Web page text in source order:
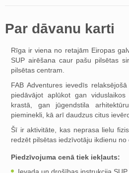
Par dāvanu karti
Rīga ir viena no retajām Eiropas
SUP airēšana caur pašu pilsētas
pilsētas centram.
FAB Adventures ievedīs
piedāvājot aplūkot gan
krastā, gan jūgendstila
pieminekli, kā arī daudzus citus
Šī ir aktivitāte, kas neprasa lielu
redzēt pilsētas iedzīvotāju ikdienu no
Piedzīvojuma cenā tiek iekļauts:
Ievada un drošības instrukcija